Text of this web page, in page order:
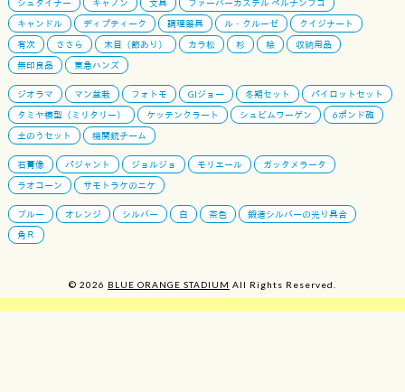
シュタイナー
キャノン 文具
ファーバーカステル ペルナンブコ
キャンドル
ディプティーク 調理器具 ル・クルーゼ
クイジナート
有次
ささら 木目（節あり） カラ松 杉 桧
収納用品
無印良品
東急ハンズ
ジオラマ マン盆栽 フォトモ GIジョー 冬期セット
パイロットセット
タミヤ模型（ミリタリー）
ケッテンクラート シュビムワーゲン
6ポンド砲
土のうセット
機関銃チーム
石膏像 パジャント ジョルジョ モリエール
ガッタメラータ
ラオコーン
サモトラケのニケ
ブルー オレンジ シルバー 白 茶色
鍛造シルバーの光り具合
角Ｒ
© 2026 BLUE ORANGE STADIUM All Rights Reserved.